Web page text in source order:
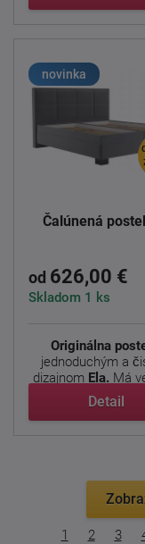
novinka
Čalúnená
od 626,00 €
Skladom 1 ks
Originálna
jednoduchým a
dizajnom Ela. Má
Detail
3
2
1